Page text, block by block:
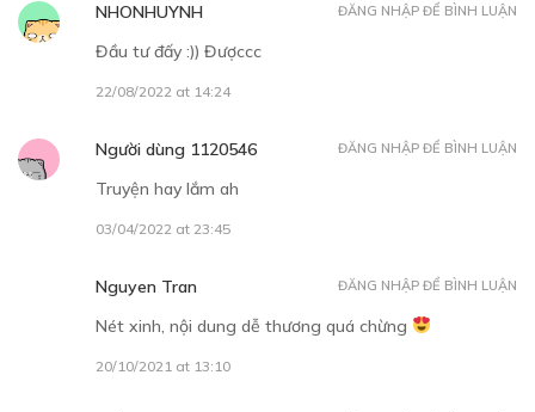
GOODBYENHONHUYNH
Đầu tư đấy :)) Đượccc
22/08/2022 at 14:24
ĐĂNG NHẬP ĐỂ BÌNH LUẬN
Người dùng 1120546
Truyện hay lắm ah
03/04/2022 at 23:45
ĐĂNG NHẬP ĐỂ BÌNH LUẬN
Nguyen Tran
Nét xinh, nội dung dễ thương quá chừng
20/10/2021 at 13:10
ĐĂNG NHẬP ĐỂ BÌNH LUẬN